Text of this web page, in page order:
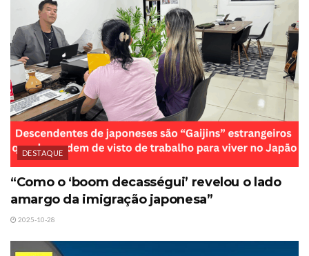
DESTAQUE
“Como o ‘boom decasségui’ revelou o lado
amargo da imigração japonesa”
2025-10-28